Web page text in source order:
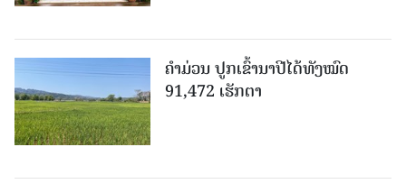
ຄໍາມ່ວນ ປູກເຂົ້ານາປີໄດ້ທັງໝົດ
91,472 ເຮັກຕາ